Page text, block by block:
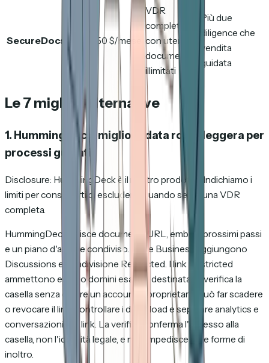
SecureDocs Da 250 $/mese
VDR
completa
con utenti e
documenti
illimitati
Più due
diligence che
vendita
guidata
Le 7 migliori alternative
1. HummingDeck: migliore data room leggera per
processi guidati
Disclosure: HummingDeck è il nostro prodotto. Indichiamo i
limiti per consentirti di escluderlo quando serve una VDR
completa.
HummingDeck unisce documenti, URL, embed, prossimi passi
e un piano d'azione condiviso. Pro e Business aggiungono
Discussions e condivisione Restricted. I link Restricted
ammettono email o domini esatti: il destinatario verifica la
casella senza creare un account. Il proprietario può far scadere
o revocare il link, controllare i download e separare analytics e
conversazioni per link. La verifica conferma l'accesso alla
casella, non l'identità legale, e non impedisce altre forme di
inoltro.